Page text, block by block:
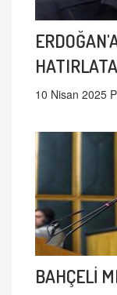
10 Nisan 2025
BAHÇELİ